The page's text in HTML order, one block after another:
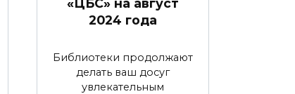
2024 года
Библиотеки продолжают
делать ваш досуг
увлекательным